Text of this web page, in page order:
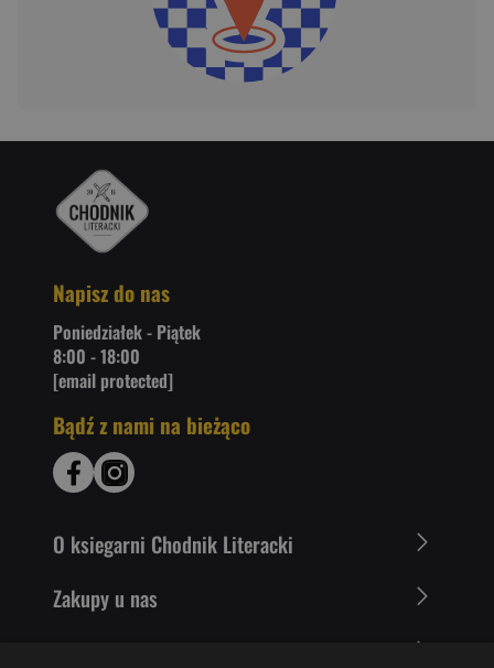
Napisz do nas
Poniedziałek - Piątek
8:00 - 18:00
[email protected]
Bądź z nami na bieżąco
O ksiegarni Chodnik Literacki
Zakupy u nas